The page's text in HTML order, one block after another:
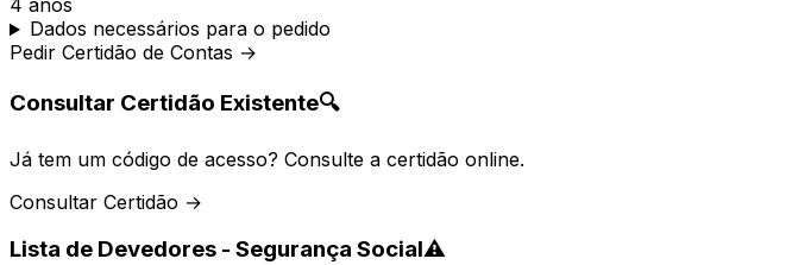
4 anos
Dados necessários para o pedido
Pedir Certidão de Contas →
Consultar Certidão Existente🔍
Já tem um código de acesso? Consulte a certidão online.
Consultar Certidão →
Lista de Devedores - Segurança Social⚠️